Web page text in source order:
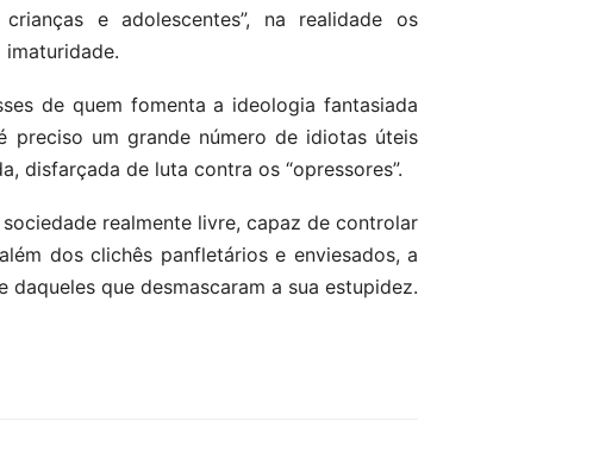
e adolescentes”, na realidade os
de quem fomenta a ideologia fantasiada
preciso um grande número de idiotas úteis
disfarçada de luta contra os “opressores”.
realmente livre, capaz de controlar
dos clichês panfletários e enviesados, a
que desmascaram a sua estupidez.